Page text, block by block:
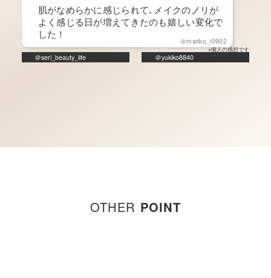
肌がなめらかに感じられて､メイクのノリが
よく感じる日が増えてきたのも嬉しい変化で
した！
＠mariko_i0902
※個人の感想です
＠seri_beauty_life ＠yukiko8840
OTHER POINT